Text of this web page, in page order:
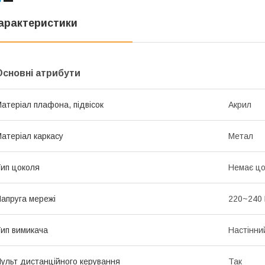
атрибути
плафона, підвісок Акрил
каркасу Метал
цоколя Немає
мережі 220~240
вимикача
дистанційного керування Так